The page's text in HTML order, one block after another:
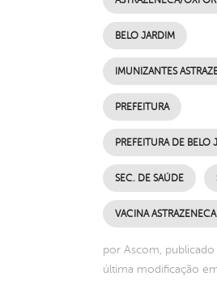
BELO JARDIM
IMUNIZANTES
PREFEITURA
PREFEITURA DE BELO
SEC. DE SAÚDE
VACINA ASTRAZENECA
por Ascom,
última modificação